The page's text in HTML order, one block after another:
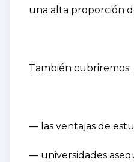
una alta proporción
También cubriremos:
— las ventajas de
— universidades